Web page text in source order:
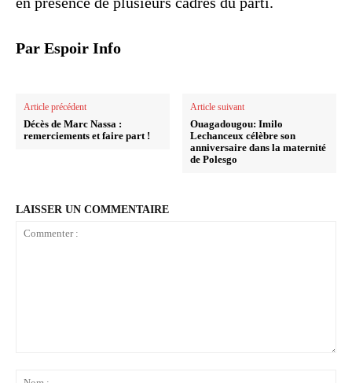
Par Espoir Info
Article précédent
Décès de Marc Nassa :
remerciements et faire part !
Article suivant
Ouagadougou: Imilo
Lechanceux célèbre son
anniversaire dans la maternité
de Polesgo
LAISSER UN COMMENTAIRE